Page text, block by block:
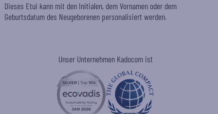
Unser Unternehmen Kadocom ist
Dieses Etui kann mit den Initialen, dem Vornamen oder dem
Geburtsdatum des Neugeborenen personalisiert werden.